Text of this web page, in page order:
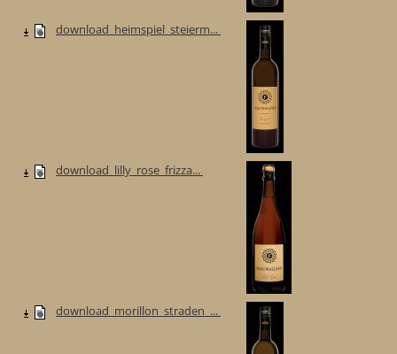
download_heimspiel_steierm...
download_lilly_rose_frizza...
download_morillon_straden_...